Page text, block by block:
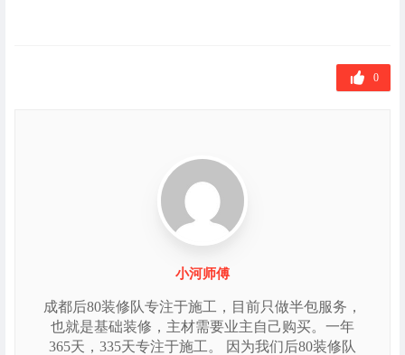
0
小河师傅
成都后80装修队专注于施工，目前只做半包服务，
也就是基础装修，主材需要业主自己购买。一年
365天，335天专注于施工。 因为我们后80装修队